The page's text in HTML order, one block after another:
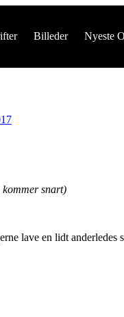
Billeder Nyeste
snart)
lave en lidt